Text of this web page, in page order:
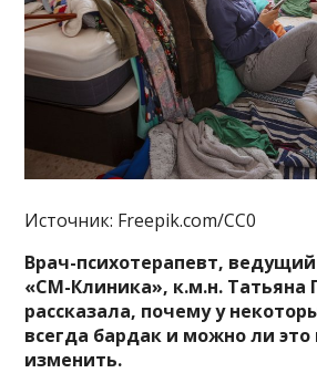
Источник: Freepik.com/CC0
Врач-психотерапевт,
«СМ-Клиника», к.м.н. Татьяна
рассказала, почему у
всегда бардак и можно ли это
изменить.